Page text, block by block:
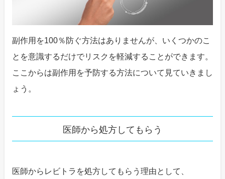
副作用を100％防ぐ方法はありませんが、いくつかのこ
とを意識するだけでリスクを軽減することができます。
ここからは副作用を予防する方法について見ていきまし
ょう。
医師から処方してもらう
医師からレビトラを処方してもらう理由として、